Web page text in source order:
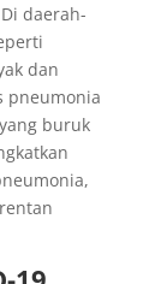
daerah-
dan
pneumonia
buruk